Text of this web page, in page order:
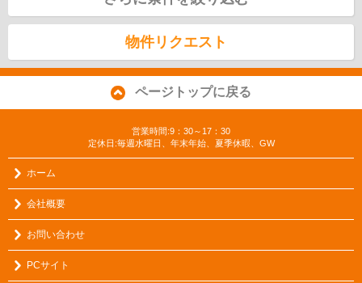
物件リクエスト
ページトップに戻る
営業時間:9：30～17：30
定休日:毎週水曜日、年末年始、夏季休暇、GW
ホーム
会社概要
お問い合わせ
PCサイト